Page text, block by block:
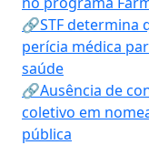
🔗STF determina
perícia médica
saúde
🔗Ausência de
coletivo em
pública